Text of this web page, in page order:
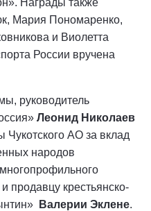
Награды также
Мария Пономаренко,
и Виолетта
России вручена
руководитель
Леонид Николаев
Чукотского АО за вклад
народов
и продавцу крестьянско-
Валерии Эклене.